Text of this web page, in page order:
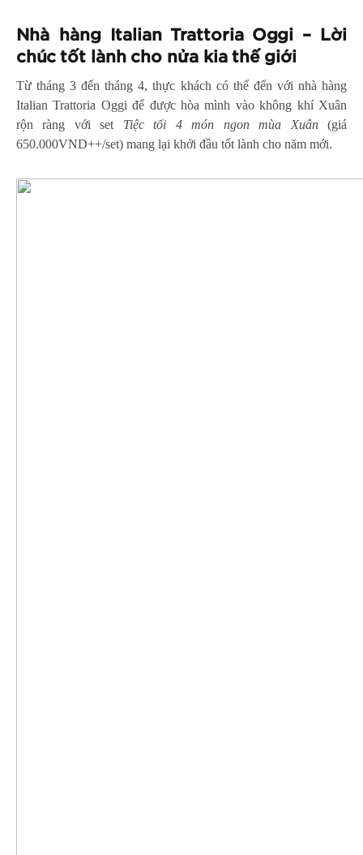
Nhà hàng Italian Trattoria Oggi – Lời
chúc tốt lành cho nửa kia thế giới
Từ tháng 3 đến tháng 4, thực khách có thể đến với nhà hàng
Italian Trattoria Oggi để được hòa mình vào không khí Xuân
rộn ràng với set Tiệc tối 4 món ngon mùa Xuân(giá
650.000VND++/set) mang lại khởi đầu tốt lành cho năm mới.